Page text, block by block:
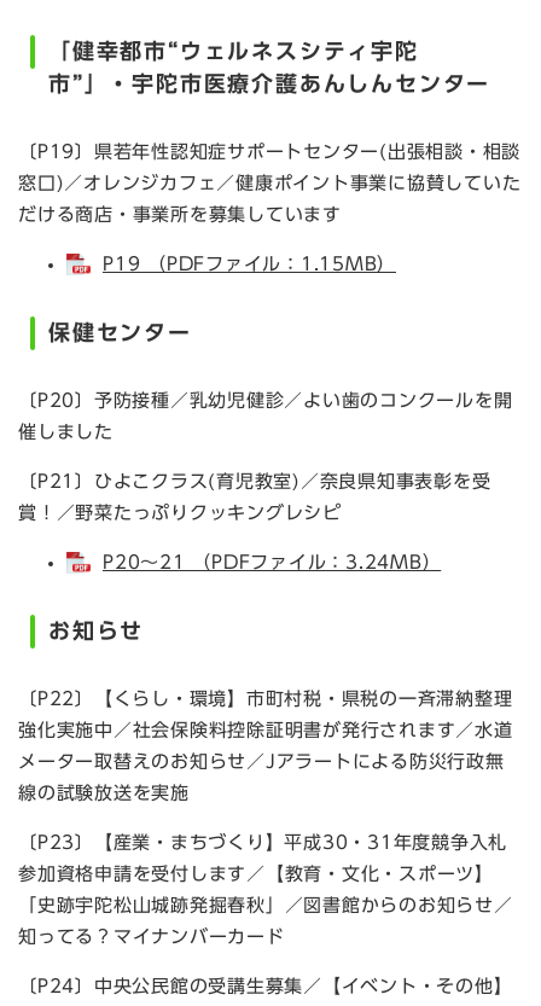
「健幸都市“ウェルネスシティ宇陀
市”」・宇陀市医療介護あんしんセンター
〔P19〕県若年性認知症サポートセンター(出張相談・相談
窓口)／オレンジカフェ／健康ポイント事業に協賛していた
だける商店・事業所を募集しています
P19 （PDFファイル：1.15MB）
保健センター
〔P20〕予防接種／乳幼児健診／よい歯のコンクールを開
催しました
〔P21〕ひよこクラス(育児教室)／奈良県知事表彰を受
賞！／野菜たっぷりクッキングレシピ
P20～21 （PDFファイル：3.24MB）
お知らせ
〔P22〕【くらし・環境】市町村税・県税の一斉滞納整理
強化実施中／社会保険料控除証明書が発行されます／水道
メーター取替えのお知らせ／Jアラートによる防災行政無
線の試験放送を実施
〔P23〕【産業・まちづくり】平成30・31年度競争入札
参加資格申請を受付します／【教育・文化・スポーツ】
「史跡宇陀松山城跡発掘春秋」／図書館からのお知らせ／
知ってる？マイナンバーカード
〔P24〕中央公民館の受講生募集／【イベント・その他】